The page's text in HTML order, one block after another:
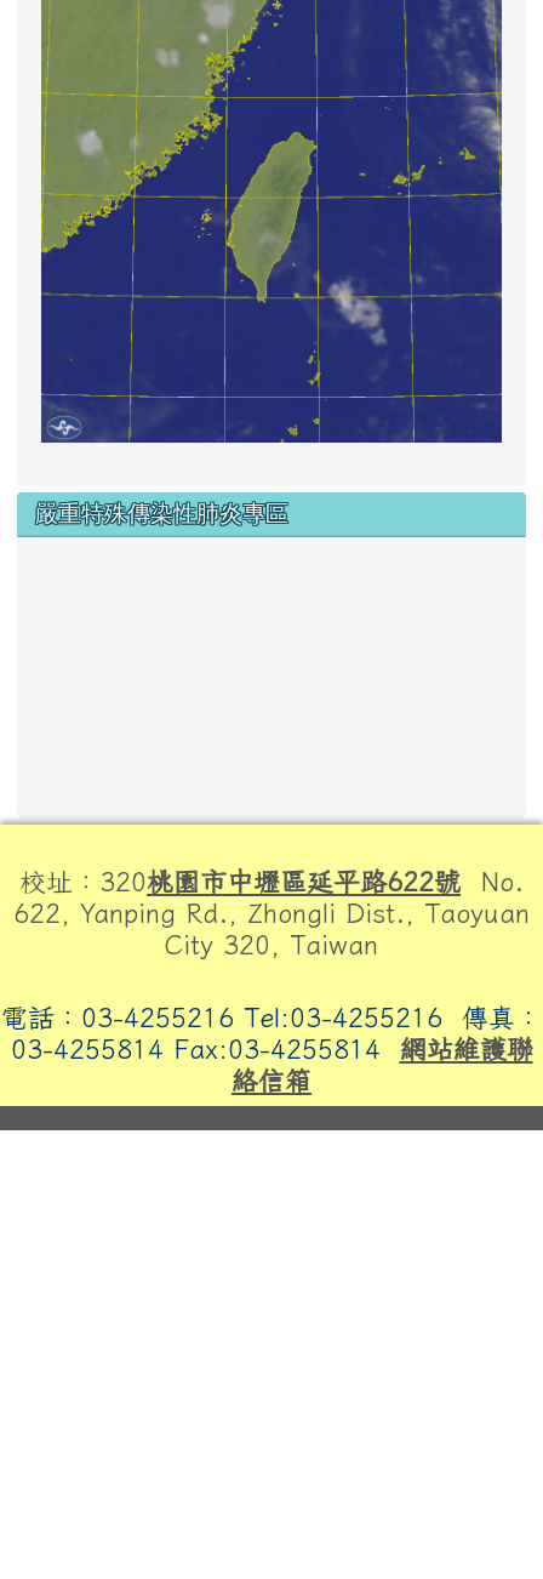
嚴重特殊傳染性肺炎專區
校址：320桃園市中壢區延平路622號 No.
622, Yanping Rd., Zhongli Dist., Taoyuan
City 320, Taiwan
電話：03-4255216 Tel:03-4255216 傳真：
03-4255814 Fax:03-4255814 網站維護聯
絡信箱